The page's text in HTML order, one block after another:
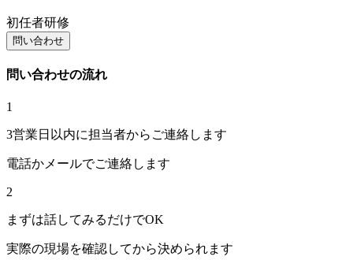
初任者研修
問い合わせ
問い合わせの流れ
1
3営業日以内に担当者からご連絡します
電話かメールでご連絡します
2
まずは話してみるだけでOK
実際の現場を確認してから決められます